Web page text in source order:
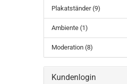
Plakatständer (9)
Ambiente (1)
Moderation (8)
Kundenlogin